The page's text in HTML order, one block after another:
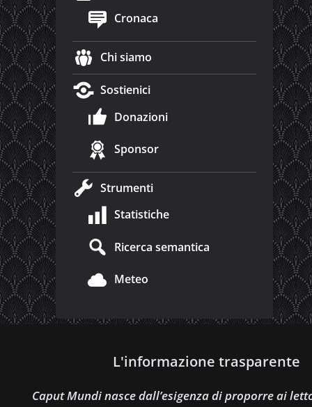
Cronaca
Chi siamo
Sostienici
Donazioni
Sponsor
Strumenti
Statistiche
Ricerca semantica
Meteo
L'informazione trasparente
Caput Mundi nasce dall’esigenza di proporre ai